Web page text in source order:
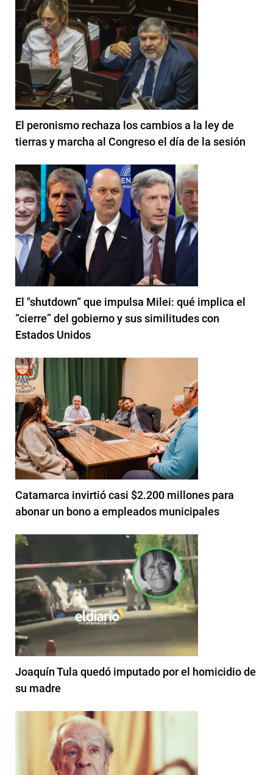
El peronismo rechaza los cambios a la ley de
tierras y marcha al Congreso el día de la sesión
El "shutdown“ que impulsa Milei: qué implica el
“cierre” del gobierno y sus similitudes con
Estados Unidos
Catamarca invirtió casi $2.200 millones para
abonar un bono a empleados municipales
Joaquín Tula quedó imputado por el homicidio de
su madre